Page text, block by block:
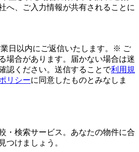
へ、ご入力情報が共有されることに
日以内にご返信いたします。
※ ご
場合があります。届かない場合は迷
認ください。 送信することで利用規
リシーに同意したものとみなしま
・検索サービス。あなたの物件に合
つけましょう。